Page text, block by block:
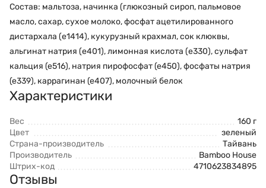
Состав: мальтоза, начинка (глюкозный сироп, пальмовое
масло, сахар, сухое молоко, фосфат ацетилированного
дистархала (e1414), кукурузный крахмал, сок клюквы,
альгинат натрия (e401), лимонная кислота (e330), сульфат
кальция (е516), натрия пирофосфат (е450), фосфаты натрия
(е339), каррагинан (е407), молочный белок
Характеристики
Вес
160 г
Цвет
зеленый
Страна-производитель
Тайвань
Производитель
Bamboo House
Штрих-код
4710623834895
Отзывы